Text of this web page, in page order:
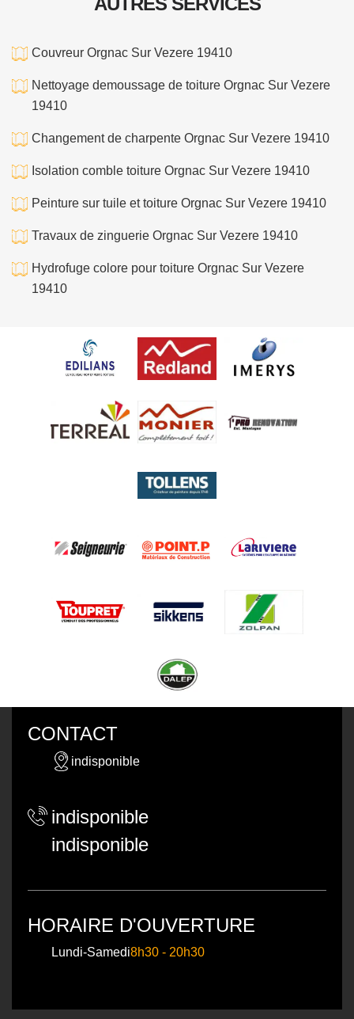
Couvreur Orgnac Sur Vezere 19410
Nettoyage demoussage de toiture Orgnac Sur Vezere
19410
Changement de charpente Orgnac Sur Vezere 19410
Isolation comble toiture Orgnac Sur Vezere 19410
Peinture sur tuile et toiture Orgnac Sur Vezere 19410
Travaux de zinguerie Orgnac Sur Vezere 19410
Hydrofuge colore pour toiture Orgnac Sur Vezere
19410
CONTACT
indisponible
indisponible
indisponible
HORAIRE D'OUVERTURE
Lundi-Samedi8h30 - 20h30